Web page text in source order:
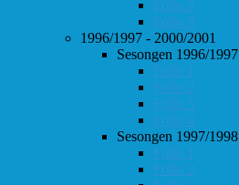
Follo 2
Follo 3
1996/1997 - 2000/2001
Sesongen 1996/1997
Follo 1
Follo 2
Follo 3
Follo 4
Sesongen 1997/1998
Follo 1
Follo 2